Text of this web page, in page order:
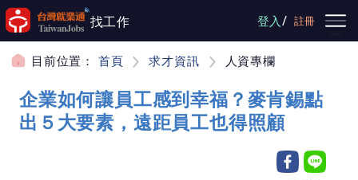
跳到主要內容
找工作 登入/ 註冊
目前位置： 首頁 求才資訊 人資專欄
企業如何讓員工感到幸福？麥肯錫點
出５大要素，遠距員工也得照顧